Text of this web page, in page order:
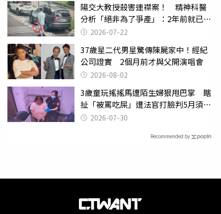
陽交大教授殺害連襟案！ 精神科醫
分析「絕非為了爭產」：2年前就已言
行詭異
2026-07-22
37歲星二代男星驚傳陳屍家中！經紀
公司證實 2個月前才與父開演唱會
2026-08-02
3歲童玩搖搖馬遭陌生婦狠甩巴掌 瞎
扯「被罵吃屎」遭法官打臉判5月須入
監 2026-07-30
Recommended by